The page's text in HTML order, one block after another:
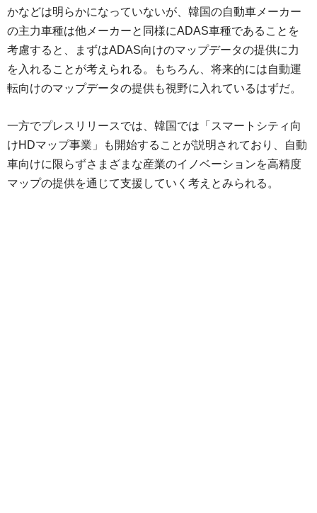
かなどは明らかになっていないが、韓国の自動車メーカー
の主力車種は他メーカーと同様にADAS車種であることを
考慮すると、まずはADAS向けのマップデータの提供に力
を入れることが考えられる。もちろん、将来的には自動運
転向けのマップデータの提供も視野に入れているはずだ。
一方でプレスリリースでは、韓国では「スマートシティ向
けHDマップ事業」も開始することが説明されており、自動
車向けに限らずさまざまな産業のイノベーションを高精度
マップの提供を通じて支援していく考えとみられる。